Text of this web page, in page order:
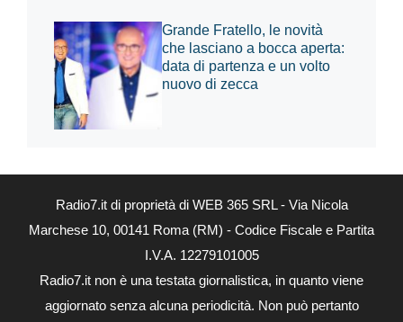
Grande Fratello, le novità
che lasciano a bocca aperta:
data di partenza e un volto
nuovo di zecca
Radio7.it di proprietà di WEB 365 SRL - Via Nicola
Marchese 10, 00141 Roma (RM) - Codice Fiscale e Partita
I.V.A. 12279101005
Radio7.it non è una testata giornalistica, in quanto viene
aggiornato senza alcuna periodicità. Non può pertanto